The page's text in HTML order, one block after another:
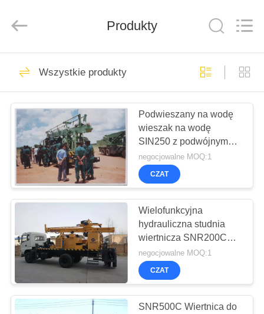
DOM
PRODUKTY
POKAZ
VR
O
WYCIECZKA
PO
FABRYCE
Heavy
Industry
Rights
Hydrauliczny
łamacz stosów
Wiertnice obrotowe
68
Produkty
Wszystkie produkty
Podwieszany na wodę
wieszak na wodę
SIN250 z podwójnym
siłownikiem
hydraulicznym
negocjowalne MOQ:1
CZAT
Wielofunkcyjna
hydrauliczna studnia
wiertnicza SNR200C
400m Maksymalna
głębokość wiercenia ze
sprężarką powietrza i
negocjowalne MOQ:1
CZAT
SNR500C Wiertnica do